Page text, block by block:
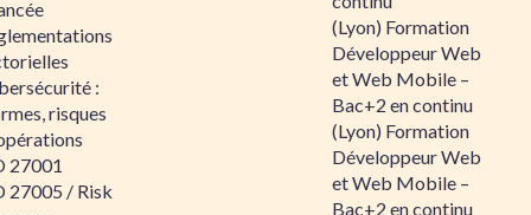
:
risques
27001
27005 / Risk
(Lyon) Formation
Développeur Web
et Web Mobile –
Bac+2 en continu
(Lyon) Formation
Développeur Web
et Web Mobile –
Bac+2 en continu